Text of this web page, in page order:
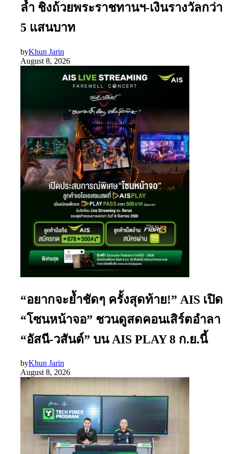
ล้ำ ชิงถ้วยพระราชทานฯ-เงินรางวัลกว่า
5 แสนบาท
byKhun Jarin
August 8, 2026
“อยากจะย้ำชัดๆ ครั้งสุดท้าย!” AIS เปิด
“โซนหน้าจอ” ชวนดูสดคอนเสิร์ตอำลา
“อัสนี-วสันต์” บน AIS PLAY 8 ก.ย.นี้
byKhun Jarin
August 8, 2026